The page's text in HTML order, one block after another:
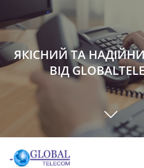
ЯКІСНИЙ ТА
ВІД